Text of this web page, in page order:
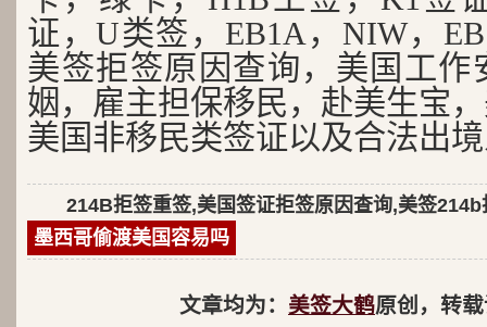
证，U类签，EB1A，NIW，
美签拒签原因查询，美国工作
姻，雇主担保移民，赴美生宝
美国非移民类签证以及合法出
214B拒签重签,美国签证拒签原因查询,美签214b
墨西哥偷渡美国容易吗
文章均为： 美签大鹤原创，转